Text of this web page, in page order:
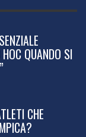
QUANDO SI
CHE